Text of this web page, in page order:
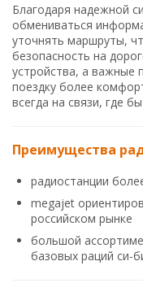
Благодаря надежной
обмениваться
уточнять маршруты,
безопасность на
устройства, а важные
поездку более
всегда на связи, где
Преимущества
радиостанции
megajet
российском рынке
большой
базовых раций си-